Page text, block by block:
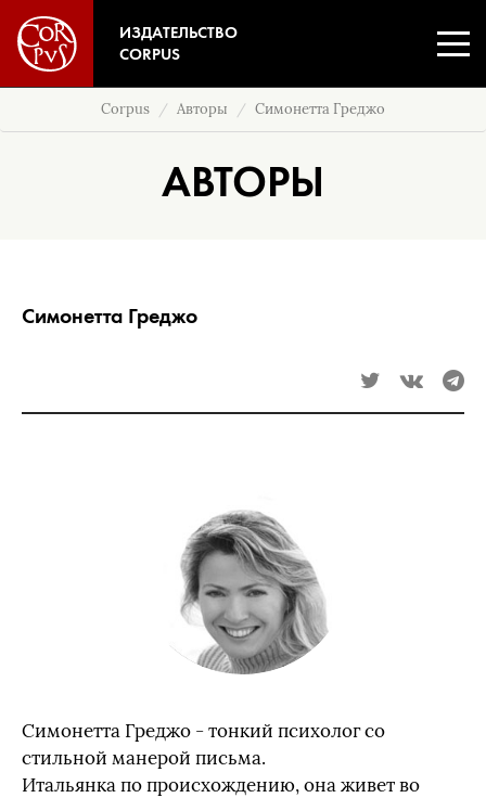
ИЗДАТЕЛЬСТВО
CORPUS
Corpus Авторы Симонетта Греджо
АВТОРЫ
Симонетта Греджо
Симонетта Греджо - тонкий психолог со
стильной манерой письма.
Итальянка по происхождению, она живет во